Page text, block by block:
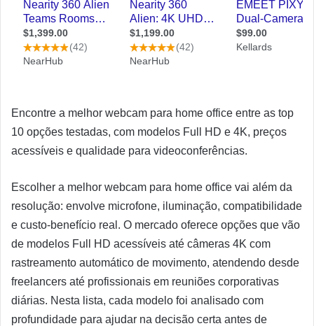
Encontre a melhor webcam para home office entre as top
10 opções testadas, com modelos Full HD e 4K, preços
acessíveis e qualidade para videoconferências.
Escolher a melhor webcam para home office vai além da
resolução: envolve microfone, iluminação, compatibilidade
e custo-benefício real. O mercado oferece opções que vão
de modelos Full HD acessíveis até câmeras 4K com
rastreamento automático de movimento, atendendo desde
freelancers até profissionais em reuniões corporativas
diárias. Nesta lista, cada modelo foi analisado com
profundidade para ajudar na decisão certa antes de